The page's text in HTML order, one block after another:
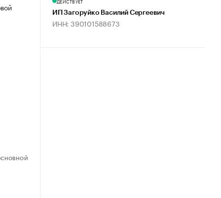
ИП Загоруйко Василий Сергеевич
ИНН: 390101588673